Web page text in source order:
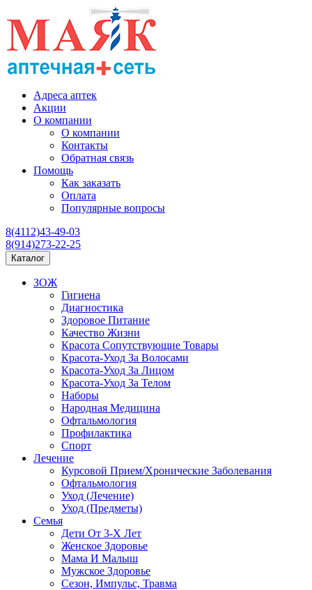
Адреса аптек
Акции
О компании
О компании
Контакты
Обратная связь
Помощь
Как заказать
Оплата
Популярные вопросы
8(4112)43-49-03
8(914)273-22-25
Каталог
ЗОЖ
Гигиена
Диагностика
Здоровое Питание
Качество Жизни
Красота Сопутствующие Товары
Красота-Уход За Волосами
Красота-Уход За Лицом
Красота-Уход За Телом
Наборы
Народная Медицина
Офтальмология
Профилактика
Спорт
Лечение
Курсовой Прием/Хронические Заболевания
Офтальмология
Уход (Лечение)
Уход (Предметы)
Семья
Дети От 3-Х Лет
Женское Здоровье
Мама И Малыш
Мужское Здоровье
Сезон, Импульс, Травма